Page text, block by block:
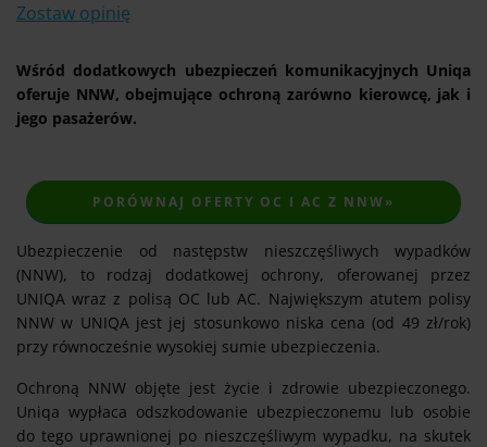
Zostaw opinię
Wśród dodatkowych ubezpieczeń komunikacyjnych Uniqa
oferuje NNW, obejmujące ochroną zarówno kierowcę, jak i
jego pasażerów.
PORÓWNAJ OFERTY OC I AC Z NNW»
Ubezpieczenie od następstw nieszczęśliwych wypadków
(NNW), to rodzaj dodatkowej ochrony, oferowanej przez
UNIQA wraz z polisą OC lub AC. Największym atutem polisy
NNW w UNIQA jest jej stosunkowo niska cena (od 49 zł/rok)
przy równocześnie wysokiej sumie ubezpieczenia.
Ochroną NNW objęte jest życie i zdrowie ubezpieczonego.
Uniqa wypłaca odszkodowanie ubezpieczonemu lub osobie
do tego uprawnionej po nieszczęśliwym wypadku, na skutek